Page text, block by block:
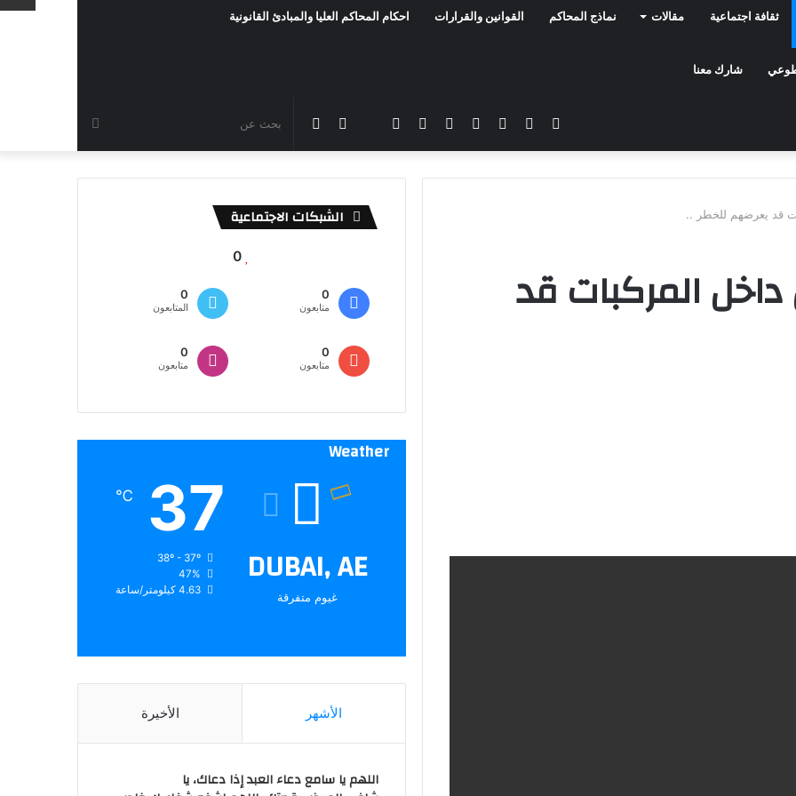
ثقافة اجتماعية مقالات نماذج المحاكم القوانين والقرارات احكام المحاكم العليا والمبادئ القانونية
شارك معنا
عن
الوضع
المظلم
مقال
عشوائي
سناب
شات
تيلقرام سناب
تشات
انستقرام يوتيوب تويترفيسبوك
قد يعرضهم للخطر ..
المركبات قد
الشبكات الاجتماعية
0
0
متابعون
0
المتابعون
0
متابعون
0
متابعون
Weather
DUBAI, AE
غيوم متفرقة
37
℃
38º - 37º
47%
4.63 كيلومتر/ساعة
الأشهر الأخيرة
اللهم يا سامع دعاء العبد إذا دعاك، يا